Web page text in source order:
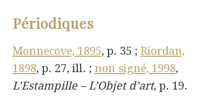
Périodiques
Monnecove, 1895, p. 35 ; Riordan,
1898, p. 27, ill. ; non signé, 1998,
L’Estampille – L’Objet d’art, p. 19.